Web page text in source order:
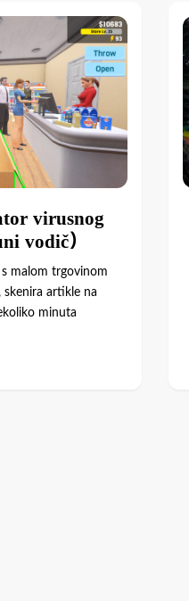
virusnog
vodič)
malom trgovinom
artikle na
minuta